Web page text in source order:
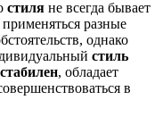
стиля не всегда бывает
разные
однако
стиль
, обладает
в